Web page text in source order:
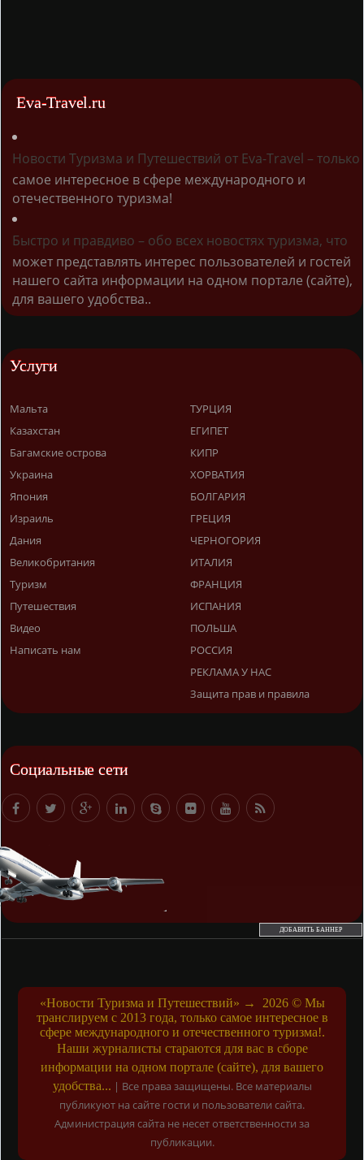
Eva-Travel.ru
Новости Туризма и Путешествий от Eva-Travel – только
самое интересное в сфере международного и
отечественного туризма!
Быстро и правдиво – обо всех новостях туризма, что
может представлять интерес пользователей и гостей
нашего сайта информации на одном портале (сайте),
для вашего удобства..
Услуги
Мальта
Казахстан
Багамские острова
Украина
Япония
Израиль
Дания
Великобритания
Туризм
Путешествия
Видео
Написать нам
ТУРЦИЯ
ЕГИПЕТ
КИПР
ХОРВАТИЯ
БОЛГАРИЯ
ГРЕЦИЯ
ЧЕРНОГОРИЯ
ИТАЛИЯ
ФРАНЦИЯ
ИСПАНИЯ
ПОЛЬША
РОССИЯ
РЕКЛАМА У НАС
Защита прав и правила
Социальные сети
ДОБАВИТЬ БАННЕР
«Новости Туризма и Путешествий» → 2026© Мы
транслируем с 2013 года, только самое интересное в
сфере международного и отечественного туризма!.
Наши журналисты стараются для вас в сборе
информации на одном портале (сайте), для вашего
удобства... | Все права защищены. Все материалы
публикуют на сайте гости и пользователи сайта.
Администрация сайта не несет ответственности за
публикации.